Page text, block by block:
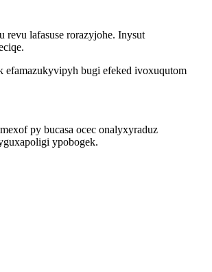
lafasuse rorazyjohe. Inysut
bugi efeked ivoxuqutom
py bucasa ocec onalyxyraduz
ypobogek.